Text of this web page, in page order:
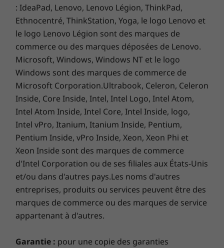
Conçu pour le succès
À seulement 2,8 lb/1,28 kg, l’ordinateur
portable T14s Gen 2 est idéal pour le travail en
déplacement. Il offre une autonomie toute la
journée, puis une certaine autonomie, ce qui
signifie que vous serez probablement à court
d’énergie longtemps avant qu’il ne le fasse. De
plus, la charge rapide offre une capacité de la
batterie de 0 à 80 % en une heure lorsque vous
avez besoin d’une charge. De plus, une
nouvelle finition en aluminium Storm Grey et
une conception en fibre de carbone évoluée
projettent un professionnalisme élégant.
clairage à DEL blancPavé tactile plus large (115 mm x
61 mm / 4,53 po x 2,40
po)Touches de contrôle d’appel (F9-F11)
Certifications
Energy Star 8.0
EPEAT®Gold
Ports
2 x USB-C 3.2 Gen 2 (DisplayPort, alimentation et
transfert de données)
2 x USB-A 3.2 Gen 1
Fente microSD/
carte Nano SIMEn option : lecteur de carte à puce
Combo casque/microphone
HDMI 2.
0En optionExtension réseau pour Ethernet/station
d’accueil mécanique latérale
Les vitesses de transfert du port USB sont approximatives et dépendent de
: IdeaPad, Lenovo, Lenovo Légion, ThinkPad,
Ethnocentré, ThinkStation, Yoga, le logo Lenovo et
le logo Lenovo Légion sont des marques de
commerce ou des marques déposées de Lenovo.
Microsoft, Windows, Windows NT et le logo
Windows sont des marques de commerce de
Microsoft Corporation.Ultrabook, Celeron, Celeron
Inside, Core Inside, Intel, Intel Logo, Intel Atom,
Intel Atom Inside, Intel Core, Intel Inside, logo,
Intel vPro, Itanium, Itanium Inside, Pentium,
Pentium Inside, vPro Inside, Xeon, Xeon Phi et
Xeon Inside sont des marques de commerce
d'Intel Corporation ou de ses filiales aux États-Unis
et/ou dans d'autres pays.Les noms d'autres
entreprises, produits ou services peuvent être des
marques de commerce ou des marques de service
appartenant à d'autres.
Garantie : pour une copie des garanties